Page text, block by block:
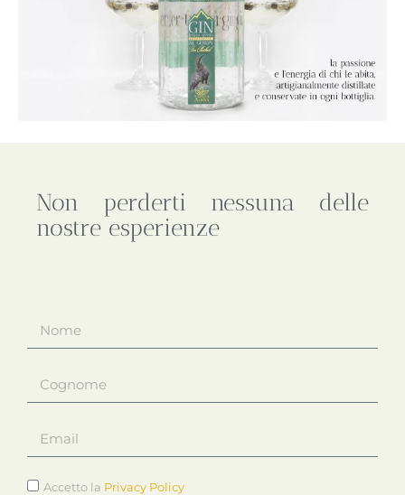
Non perderti nessuna delle
nostre esperienze
Accetto la Privacy Policy